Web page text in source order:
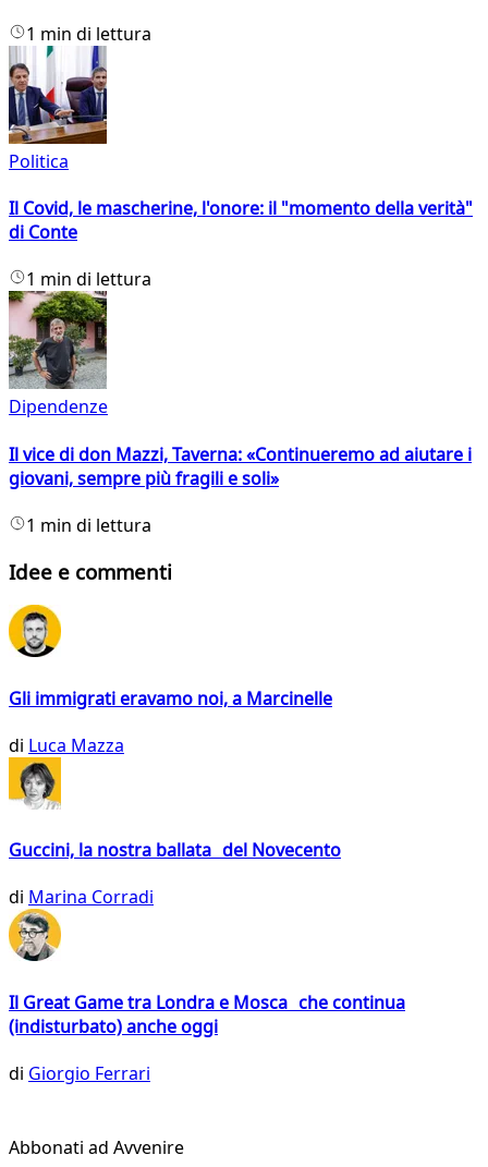
1 min di lettura
Politica
Il Covid, le mascherine, l'onore: il "momento della verità"
di Conte
1 min di lettura
Dipendenze
Il vice di don Mazzi, Taverna: «Continueremo ad aiutare i
giovani, sempre più fragili e soli»
1 min di lettura
Idee e commenti
Gli immigrati eravamo noi, a Marcinelle
di Luca Mazza
Guccini, la nostra ballata del Novecento
di Marina Corradi
Il Great Game tra Londra e Mosca che continua
(indisturbato) anche oggi
di Giorgio Ferrari
Abbonati ad Avvenire